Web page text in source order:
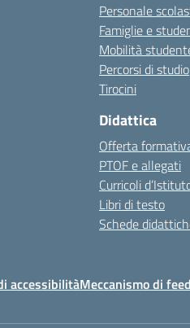
Personale
Famiglie e
Mobilità
Percorsi di studio
Tirocini
Didattica
Offerta
PTOF e allegati
Curricoli
Libri di testo
Schede
accessibilitàMeccanismo di